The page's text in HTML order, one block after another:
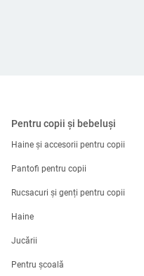
Pentru copii și bebeluși
Haine și accesorii pentru copii
Pantofi pentru copii
Rucsacuri și genți pentru copii
Haine
Jucării
Pentru școală